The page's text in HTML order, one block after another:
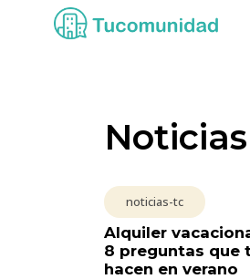
noticias-tc
Alquiler
8 preguntas que
hacen en verano